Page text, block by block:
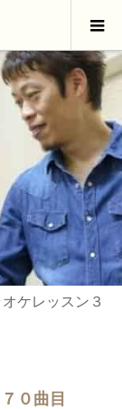
ケレッスン３
０曲目